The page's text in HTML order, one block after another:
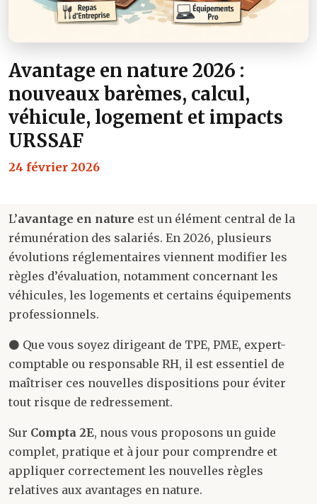
Avantage en nature 2026 :
nouveaux barèmes, calcul,
véhicule, logement et impacts
URSSAF
24 février 2026
L’avantage en nature est un élément central de la
rémunération des salariés. En 2026, plusieurs
évolutions réglementaires viennent modifier les
règles d’évaluation, notamment concernant les
véhicules, les logements et certains équipements
professionnels.
⚫ Que vous soyez dirigeant de TPE, PME, expert-
comptable ou responsable RH, il est essentiel de
maîtriser ces nouvelles dispositions pour éviter
tout risque de redressement.
Sur Compta 2E, nous vous proposons un guide
complet, pratique et à jour pour comprendre et
appliquer correctement les nouvelles règles
relatives aux avantages en nature.